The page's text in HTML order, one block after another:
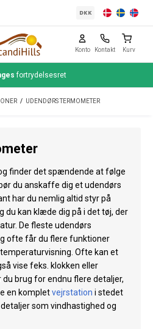
DKK
Konto Kontakt Kurv
fortrydelsesret
/ UDENDØRS TERMOMETER
finder det spændende at følge
du anskaffe dig et udendørs
har du nemlig altid styr på
du kan klæde dig på i det tøj, der
De fleste udendørs
ofte får du flere funktioner
Ofte kan et
vise feks. klokken eller
brug for endnu flere detaljer,
en kompletvejrstation i stedet
som vindhastighed og